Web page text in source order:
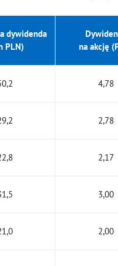
dywidenda
PLN)
na akcję
4,78
2,78
2,17
3,00
2,00